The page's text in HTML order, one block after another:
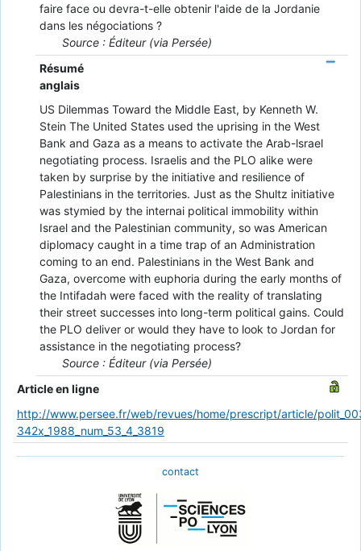
faire face ou devra-t-elle obtenir l'aide de la Jordanie
dans les négociations ?
Source : Éditeur (via Persée)
Résumé
anglais
US Dilemmas Toward the Middle East, by Kenneth W.
Stein The United States used the uprising in the West
Bank and Gaza as a means to activate the Arab-lsrael
negotiating process. Israelis and the PLO alike were
taken by surprise by the initiative and resilience of
Palestinians in the territories. Just as the Shultz initiative
was stymied by the internai political immobility within
Israel and the Palestinian community, so was American
diplomacy caught in a time trap of an Administration
coming to an end. Palestinians in the West Bank and
Gaza, overcome with euphoria during the early months of
the Intifadah were faced with the reality of translating
their street successes into long-term political gains. Could
the PLO deliver or would they have to look to Jordan for
assistance in the negotiating process?
Source : Éditeur (via Persée)
Article en ligne
http://www.persee.fr/web/revues/home/prescript/article/
342x_1988_num_53_4_3819
contact